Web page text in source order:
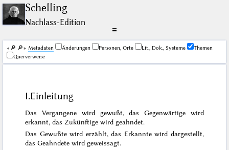
Schelling
Nachlass-Edition
☰
🔎︎ 🔎︎ Me­ta­da­ten Änderungen Personen, Orte Lit., Dok., Systeme
Themen
Querverweise
I.Einleitung
Das Vergangene wird gewußt, das Gegenwärtige wird
erkannt, das Zukünftige wird geahndet.
Das Gewußte wird erzählt, das Erkannte wird dargestellt,
das Geahndete wird geweissagt.